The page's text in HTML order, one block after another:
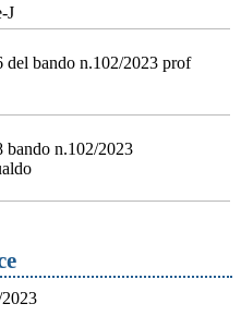
J
del bando n.102/2023 prof
bando n.102/2023